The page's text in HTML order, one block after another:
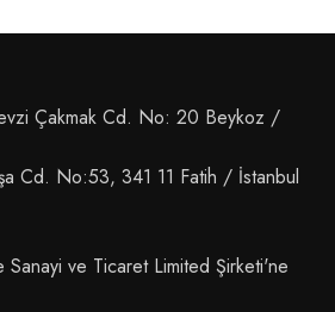
Çakmak Cd. No: 20 Beykoz /
Cd. No:53, 341 11 Fatih / İstanbul
ve Ticaret Limited Şirketi'ne